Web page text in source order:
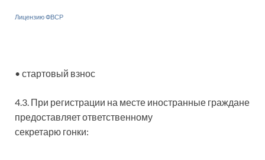
Лицензию ФВСР
• стартовый взнос
4.3. При регистрации на месте иностранные граждане
предоставляет ответственному
секретарю гонки: